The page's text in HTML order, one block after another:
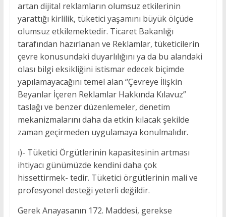
artan dijital reklamların olumsuz etkilerinin
yarattığı kirlilik, tüketici yaşamını büyük ölçüde
olumsuz etkilemektedir. Ticaret Bakanlığı
tarafından hazırlanan ve Reklamlar, tüketicilerin
çevre konusundaki duyarlılığını ya da bu alandaki
olası bilgi eksikliğini istismar edecek biçimde
yapılamayacağını temel alan “Çevreye İlişkin
Beyanlar İçeren Reklamlar Hakkında Kılavuz”
taslağı ve benzer düzenlemeler, denetim
mekanizmalarını daha da etkin kılacak şekilde
zaman geçirmeden uygulamaya konulmalıdır.
ı)- Tüketici Örgütlerinin kapasitesinin artması
ihtiyacı günümüzde kendini daha çok
hissettirmek- tedir. Tüketici örgütlerinin mali ve
profesyonel desteği yeterli değildir.
Gerek Anayasanın 172. Maddesi, gerekse